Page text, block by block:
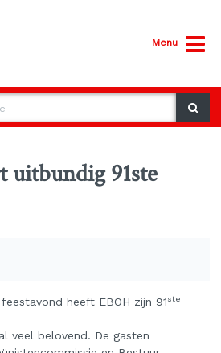
Menu
uitbundig 91ste
heeft EBOH zijn 91ste
veel belovend. De gasten